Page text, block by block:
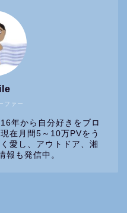
ファー
年から自分好きをブロ
在月間5～10万PVをう
愛し、アウトドア、湘
報も発信中。